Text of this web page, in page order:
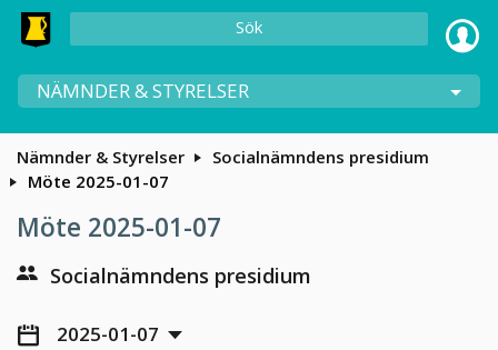
Sök
NÄMNDER & STYRELSER
Nämnder & Styrelser
Socialnämndens presidium
Möte 2025-01-07
Möte 2025-01-07
Socialnämndens presidium
2025-01-07